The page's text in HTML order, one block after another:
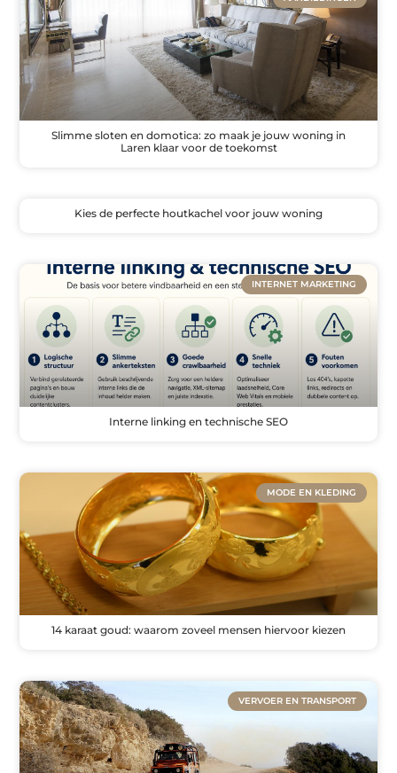
Slimme sloten en domotica: zo maak je jouw woning in
Laren klaar voor de toekomst
Kies de perfecte houtkachel voor jouw woning
INTERNET MARKETING
Interne linking en technische SEO
MODE EN KLEDING
14 karaat goud: waarom zoveel mensen hiervoor kiezen
VERVOER EN TRANSPORT